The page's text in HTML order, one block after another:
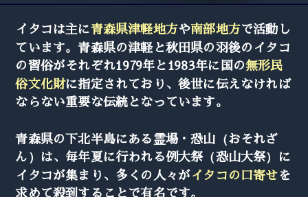
イタコは主に青森県津軽地方や南部地方で活動し
ています。青森県の津軽と秋田県の羽後のイタコ
の習俗がそれぞれ1979年と1983年に国の無形民
俗文化財に指定されており、後世に伝えなければ
ならない重要な伝統となっています。
青森県の下北半島にある霊場・恐山（おそれざ
ん）は、毎年夏に行われる例大祭（恐山大祭）に
イタコが集まり、多くの人々がイタコの口寄せを
求めて殺到することで有名です。